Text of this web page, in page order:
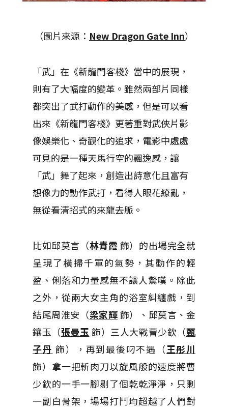
（圖片來源： New Dragon Gate Inn）
「武」在《新龍門客棧》當中的展現，
則有了大幅度的變革。雖然兩部片同樣
都突出了武打動作的美感，但是可以看
出來《新龍門客棧》更著重對武俠片影
像娛樂化、奇觀化的追求，電影中處處
可見的是一種天馬行空的飄逸感，讓
「武」舞了起來，創造出詩意化且富有
想像力的動作武打，看得人眼花繚亂，
無從看清招式的來龍去脈。
比如邱莫言（林青霞 飾）的出場完全就
呈現了橫掃千軍的氣勢，其動作的輕
盈、俐落和力量感無不讓人驚嘆。除此
之外，從兩大女主角的浴室糾纏戲，到
結尾周淮安（梁家輝飾）、邱莫言、金
鑲玉（張曼玉飾）三人大戰曹少欽（甄
子丹 飾），再到最後叼不遇（王彤川
飾）拿一把斬肉刀以旋風般的速度將曹
少欽的一手一腳剔了個乾乾淨淨，只剩
一副白骨架，場場打鬥均超越了人們對